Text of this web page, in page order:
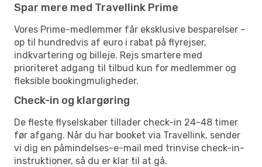
Spar mere med Travellink Prime
Vores Prime-medlemmer får eksklusive besparelser –
op til hundredvis af euro i rabat på flyrejser,
indkvartering og billeje. Rejs smartere med
prioriteret adgang til tilbud kun for medlemmer og
fleksible bookingmuligheder.
Check-in og klargøring
De fleste flyselskaber tillader check-in 24-48 timer
før afgang. Når du har booket via Travellink, sender
vi dig en påmindelses-e-mail med trinvise check-in-
instruktioner, så du er klar til at gå.